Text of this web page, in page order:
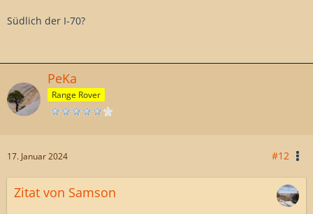
Südlich der I-70?
PeKa
Range Rover
17. Januar 2024 #12
Zitat von Samson